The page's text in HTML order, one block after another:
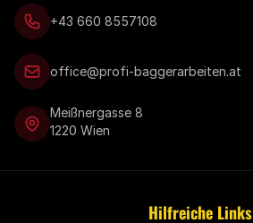
+43 660 8557108
office@profi-baggerarbeiten.at
Meißnergasse 8
1220 Wien
Hilfreiche Links